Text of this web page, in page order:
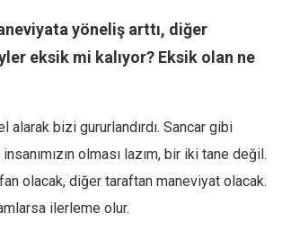
yöneliş arttı, diğer
eksik mi kalıyor? Eksik olan ne
alarak bizi gururlandırdı. Sancar gibi
olması lazım, bir iki tane değil.
olacak, diğer taraftan maneviyat olacak.
ilerleme olur.